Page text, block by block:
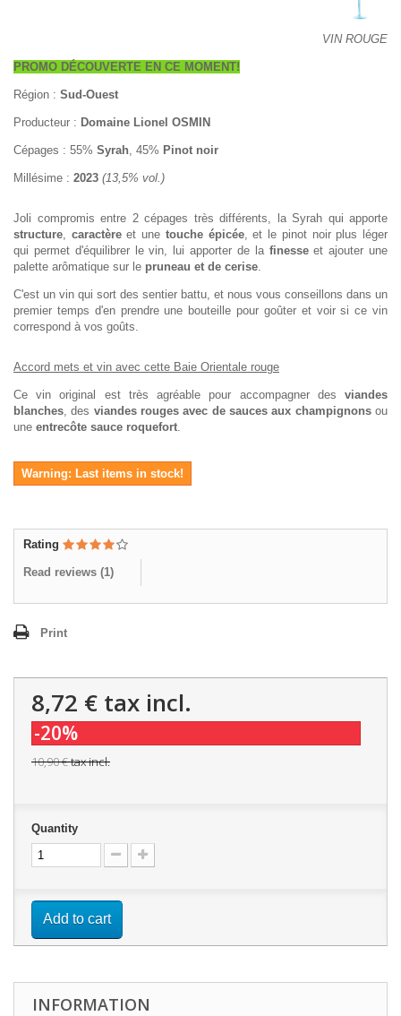
VIN ROUGE
PROMO DÉCOUVERTE EN CE MOMENT!
Région : Sud-Ouest
Producteur : Domaine Lionel OSMIN
Cépages : 55% Syrah , 45% Pinot noir
Millésime : 2023 (13,5% vol.)
Joli compromis entre 2 cépages très différents, la Syrah qui apporte
structure
caractèreet une touche épicée, et le pinot noir plus léger
qui permet d'équilibrer le vin, lui apporter de la finesseet ajouter une
palette arômatique sur le pruneau et de cerise
C'est un vin qui sort des sentier battu, et nous vous conseillons dans un
premier temps d'en prendre une bouteille pour goûter et voir si ce vin
correspond à vos goûts.
Accord mets et vin avec cette Baie Orientale rouge
Ce vin original est très agréable pour accompagner des viandes
blanches , des viandes rouges avec de sauces aux champignonsou
une entrecôte sauce roquefort
Warning: Last items in stock!
Rating
Read reviews (1)
Print
8,72 € tax incl.
-20%
10,90 €tax incl.
Quantity
Add to cart
INFORMATION